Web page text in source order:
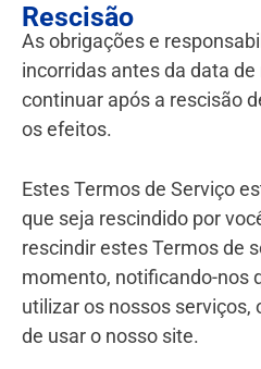
Rescisão
As obrigações e
incorridas antes da data
continuar após a rescisão
os efeitos.
Estes Termos de Serviço
que seja rescindido por
rescindir estes Termos de
momento, notificando-nos
utilizar os nossos serviços,
de usar o nosso site.